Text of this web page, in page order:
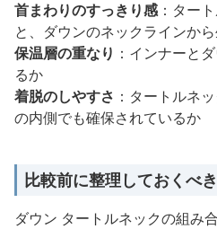
首まわりのすっきり感：ター
と、ダウンのネックラインか
保温層の重なり ：インナーと
るか
着脱のしやすさ ：タートルネ
の内側でも確保されているか
比較前に整理しておくべ
ダウン タートルネックの組み